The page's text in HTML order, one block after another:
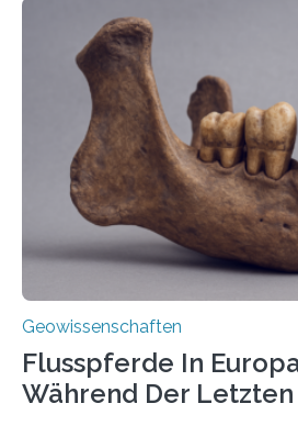
erzeugt durch Magma oder Gase,
Schlote einen Weg nach oben
Miriam Christina Reiss,
Johannes Gutenberg-Universität
Team haben am Vulkan Oldoinyo
solche Tremore lokalisiert. „Wir
nicht nur nachweisen, sondern
Geowissenschaften
Flusspferde In
Während Der Letzten